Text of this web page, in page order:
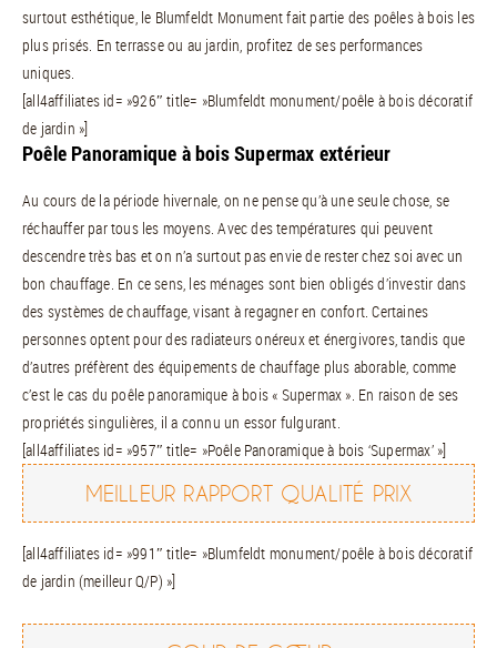
surtout esthétique, le Blumfeldt Monument fait partie des poêles à bois les
plus prisés. En terrasse ou au jardin, profitez de ses performances
uniques.
[all4affiliates id= »926″ title= »Blumfeldt monument/poêle à bois décoratif
de jardin »]
Poêle Panoramique à bois Supermax extérieur
Au cours de la période hivernale, on ne pense qu’à une seule chose, se
réchauffer par tous les moyens. Avec des températures qui peuvent
descendre très bas et on n’a surtout pas envie de rester chez soi avec un
bon chauffage. En ce sens, les ménages sont bien obligés d’investir dans
des systèmes de chauffage, visant à regagner en confort. Certaines
personnes optent pour des radiateurs onéreux et énergivores, tandis que
d’autres préfèrent des équipements de chauffage plus aborable, comme
c’est le cas du poêle panoramique à bois « Supermax ». En raison de ses
propriétés singulières, il a connu un essor fulgurant.
[all4affiliates id= »957″ title= »Poêle Panoramique à bois ‘Supermax’ »]
MEILLEUR RAPPORT QUALITÉ PRIX
[all4affiliates id= »991″ title= »Blumfeldt monument/poêle à bois décoratif
de jardin (meilleur Q/P) »]